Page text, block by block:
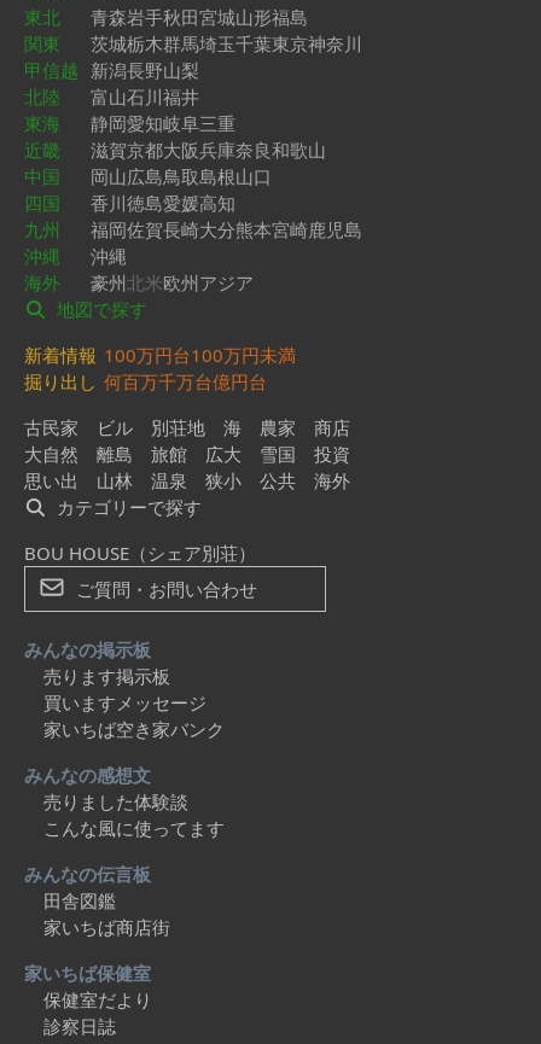
東北
青森岩手秋田宮城山形福島
関東
茨城栃木群馬埼玉千葉東京神奈川
甲信越 新潟長野山梨
北陸
富山石川福井
東海
静岡愛知岐阜三重
近畿
滋賀京都大阪兵庫奈良和歌山
中国
岡山広島鳥取島根山口
四国
香川徳島愛媛高知
九州
福岡佐賀長崎大分熊本宮崎鹿児島
沖縄
沖縄
海外
豪州北米欧州アジア
地図で探す
新着情報 100万円台100万円未満
掘り出し 何百万千万台億円台
古民家
ビル 別荘地 海 農家
商店
大自然
離島 旅館 広大 雪国
投資
思い出
山林 温泉 狭小 公共
海外
カテゴリーで探す
BOU HOUSE（シェア別荘）
ご質問・お問い合わせ
みんなの掲示板
売ります掲示板
買いますメッセージ
家いちば空き家バンク
みんなの感想文
売りました体験談
こんな風に使ってます
みんなの伝言板
田舎図鑑
家いちば商店街
家いちば保健室
保健室だより
診察日誌